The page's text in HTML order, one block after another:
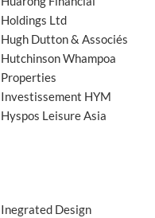
Holdings Ltd
Hugh Dutton & Associés
Hutchinson Whampoa
Properties
Investissement HYM
Hyspos Leisure Asia
Inegrated Design